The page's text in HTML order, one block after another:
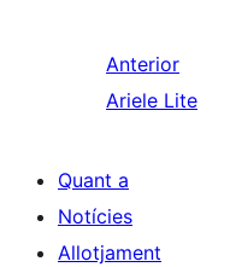
Anterior
Ariele Lite
Quant a
Notícies
Allotjament